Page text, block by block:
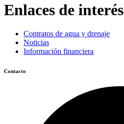
Enlaces de interés
Contratos de agua y drenaje
Noticias
Información financiera
Contacto